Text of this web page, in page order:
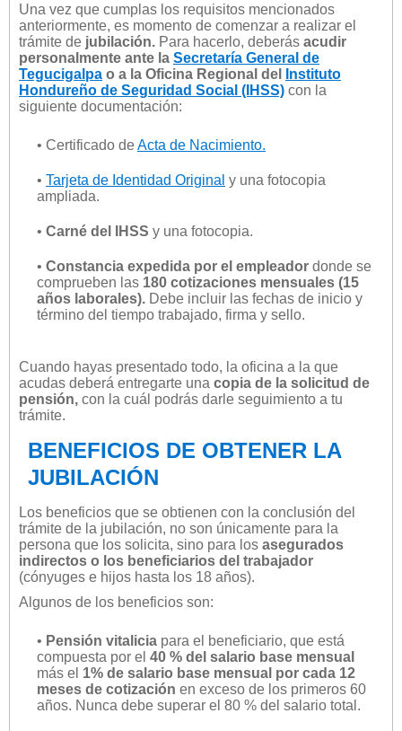
Una vez que cumplas los requisitos mencionados
anteriormente, es momento de comenzar a realizar el
trámite de jubilación. Para hacerlo, deberás acudir
personalmente ante la Secretaría General de
Tegucigalpa o a la Oficina Regional del
Instituto
Hondureño de Seguridad Social (IHSS) con la
siguiente documentación:
• Certificado deActa de Nacimiento.
• Tarjeta de Identidad Original y una fotocopia
ampliada.
• Carné del IHSS y una fotocopia.
• Constancia expedida por el empleador donde se
comprueben las 180 cotizaciones mensuales (15
años laborales). Debe incluir las fechas de inicio y
término del tiempo trabajado, firma y sello.
Cuando hayas presentado todo, la oficina a la que
acudas deberá entregarte una copia de la solicitud de
pensión, con la cuál podrás darle seguimiento a tu
trámite.
BENEFICIOS DE OBTENER LA
JUBILACIÓN
Los beneficios que se obtienen con la conclusión del
trámite de la jubilación, no son únicamente para la
persona que los solicita, sino para los asegurados
indirectos o los beneficiarios del trabajador
(cónyuges e hijos hasta los 18 años).
Algunos de los beneficios son:
• Pensión vitalicia para el beneficiario, que está
compuesta por el 40 % del salario base mensual
más el 1% de salario base mensual por cada 12
meses de cotización en exceso de los primeros 60
años. Nunca debe superar el 80 % del salario total.